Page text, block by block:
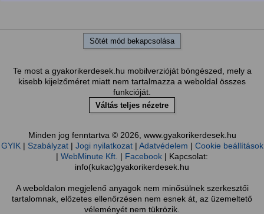
Sötét mód bekapcsolása
Te most a gyakorikerdesek.hu mobilverzióját böngészed, mely a
kisebb kijelzőméret miatt nem tartalmazza a weboldal összes
funkcióját.
Váltás teljes nézetre
Minden jog fenntartva © 2026, www.gyakorikerdesek.hu
GYIK| Szabályzat| Jogi nyilatkozat| Adatvédelem | Cookie beállítások
| WebMinute Kft. | Facebook | Kapcsolat:
info(kukac)gyakorikerdesek.hu
A weboldalon megjelenő anyagok nem minősülnek szerkesztői
tartalomnak, előzetes ellenőrzésen nem esnek át, az üzemeltető
véleményét nem tükrözik.